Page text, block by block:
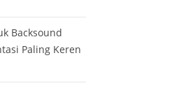
Backsound
Paling Keren